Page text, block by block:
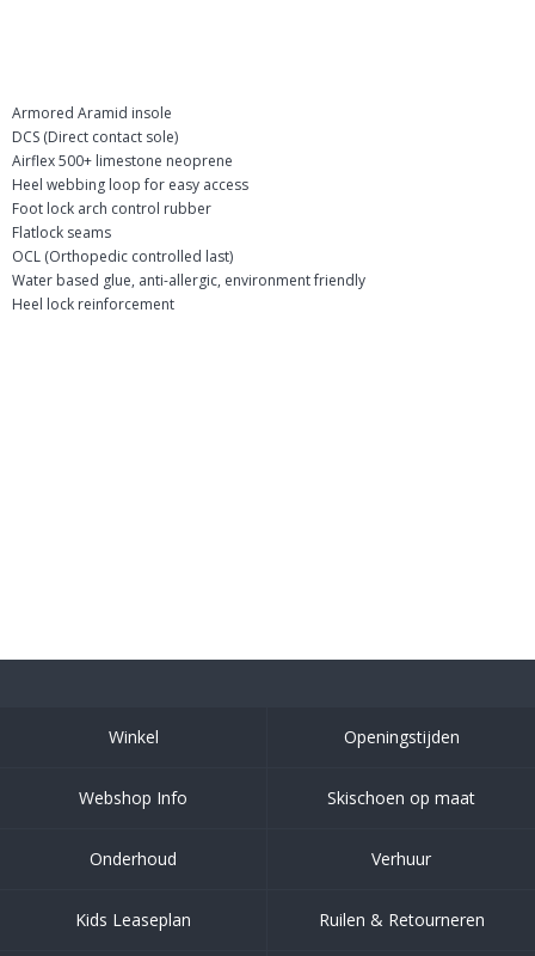
Armored Aramid insole
DCS (Direct contact sole)
Airflex 500+ limestone neoprene
Heel webbing loop for easy access
Foot lock arch control rubber
Flatlock seams
OCL (Orthopedic controlled last)
Water based glue, anti-allergic, environment friendly
Heel lock reinforcement
Winkel Openingstijden
Webshop Info Skischoen op maat
Onderhoud Verhuur
Kids Leaseplan Ruilen & Retourneren